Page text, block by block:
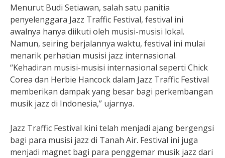
Menurut Budi Setiawan, salah satu panitia
penyelenggara Jazz Traffic Festival, festival ini
awalnya hanya diikuti oleh musisi-musisi lokal.
Namun, seiring berjalannya waktu, festival ini mulai
menarik perhatian musisi jazz internasional.
“Kehadiran musisi-musisi internasional seperti Chick
Corea dan Herbie Hancock dalam Jazz Traffic Festival
memberikan dampak yang besar bagi perkembangan
musik jazz di Indonesia,” ujarnya.
Jazz Traffic Festival kini telah menjadi ajang bergengsi
bagi para musisi jazz di Tanah Air. Festival ini juga
menjadi magnet bagi para penggemar musik jazz dari